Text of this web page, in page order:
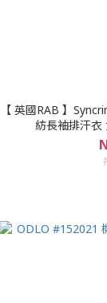
【 英國RAB 】
紡長袖排汗衣